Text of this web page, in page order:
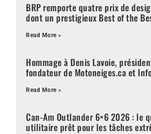
BRP remporte quatre prix de
dont un prestigieux Best of the
Read More »
Hommage à Denis Lavoie,
fondateur de Motoneiges.ca et
Read More »
Can-Am Outlander 6×6 2026 : le
utilitaire prêt pour les tâches